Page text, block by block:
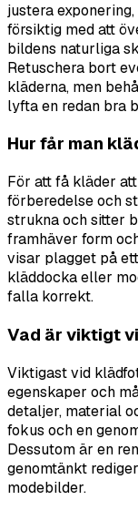
justera
försiktig med att
bildens naturliga
Retuschera bort
kläderna, men
lyfta en redan bra
Hur får man
För att få kläder
förberedelse och
strukna och sitter
framhäver form
visar plagget på
kläddocka eller
falla korrekt.
Vad är viktigt
Viktigast vid
egenskaper och
detaljer, material
fokus och en
Dessutom är en
genomtänkt
modebilder.